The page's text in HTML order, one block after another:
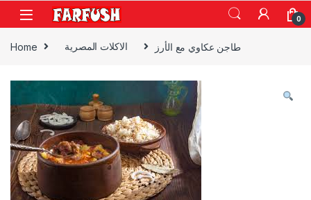
Skip to navigation
Skip to content
0
Home الاكلات المصرية طاجن عكاوي مع الأرز